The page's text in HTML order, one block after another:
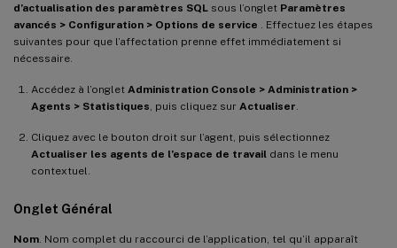
d’actualisation des paramètres SQL sous l’onglet Paramètres
avancés > Configuration > Options de service . Effectuez les étapes
suivantes pour que l’affectation prenne effet immédiatement si
nécessaire.
Accédez à l’onglet Administration Console > Administration >
Agents > Statistiques , puis cliquez sur Actualiser
Cliquez avec le bouton droit sur l’agent, puis sélectionnez
Actualiser les agents de l’espace de travail dans le menu
contextuel.
Onglet Général
Nom . Nom complet du raccourci de l’application, tel qu’il apparaît